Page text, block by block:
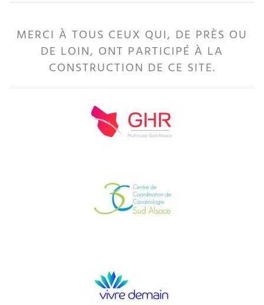
MERCI À TOUS CEUX QUI, DE PRÈS OU
DE LOIN, ONT PARTICIPÉ À LA
CONSTRUCTION DE CE SITE.